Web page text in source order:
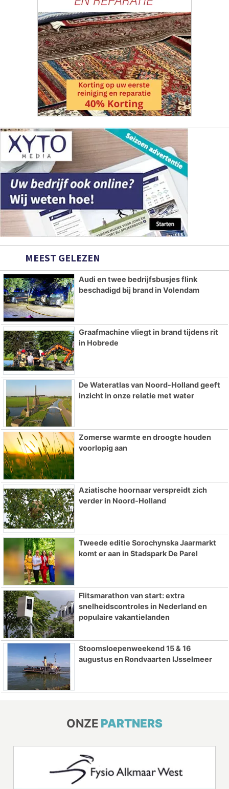
MEEST GELEZEN
Audi en twee bedrijfsbusjes flink
beschadigd bij brand in Volendam
Graafmachine vliegt in brand tijdens rit
in Hobrede
De Wateratlas van Noord-Holland geeft
inzicht in onze relatie met water
Zomerse warmte en droogte houden
voorlopig aan
Aziatische hoornaar verspreidt zich
verder in Noord-Holland
Tweede editie Sorochynska Jaarmarkt
komt er aan in Stadspark De Parel
Flitsmarathon van start: extra
snelheidscontroles in Nederland en
populaire vakantielanden
Stoomsloepenweekend 15 & 16
augustus en Rondvaarten IJsselmeer
ONZE PARTNERS